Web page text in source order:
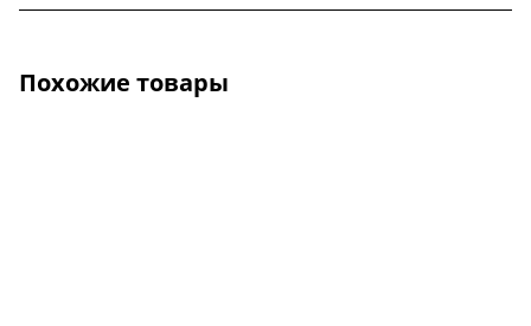
Похожие товары